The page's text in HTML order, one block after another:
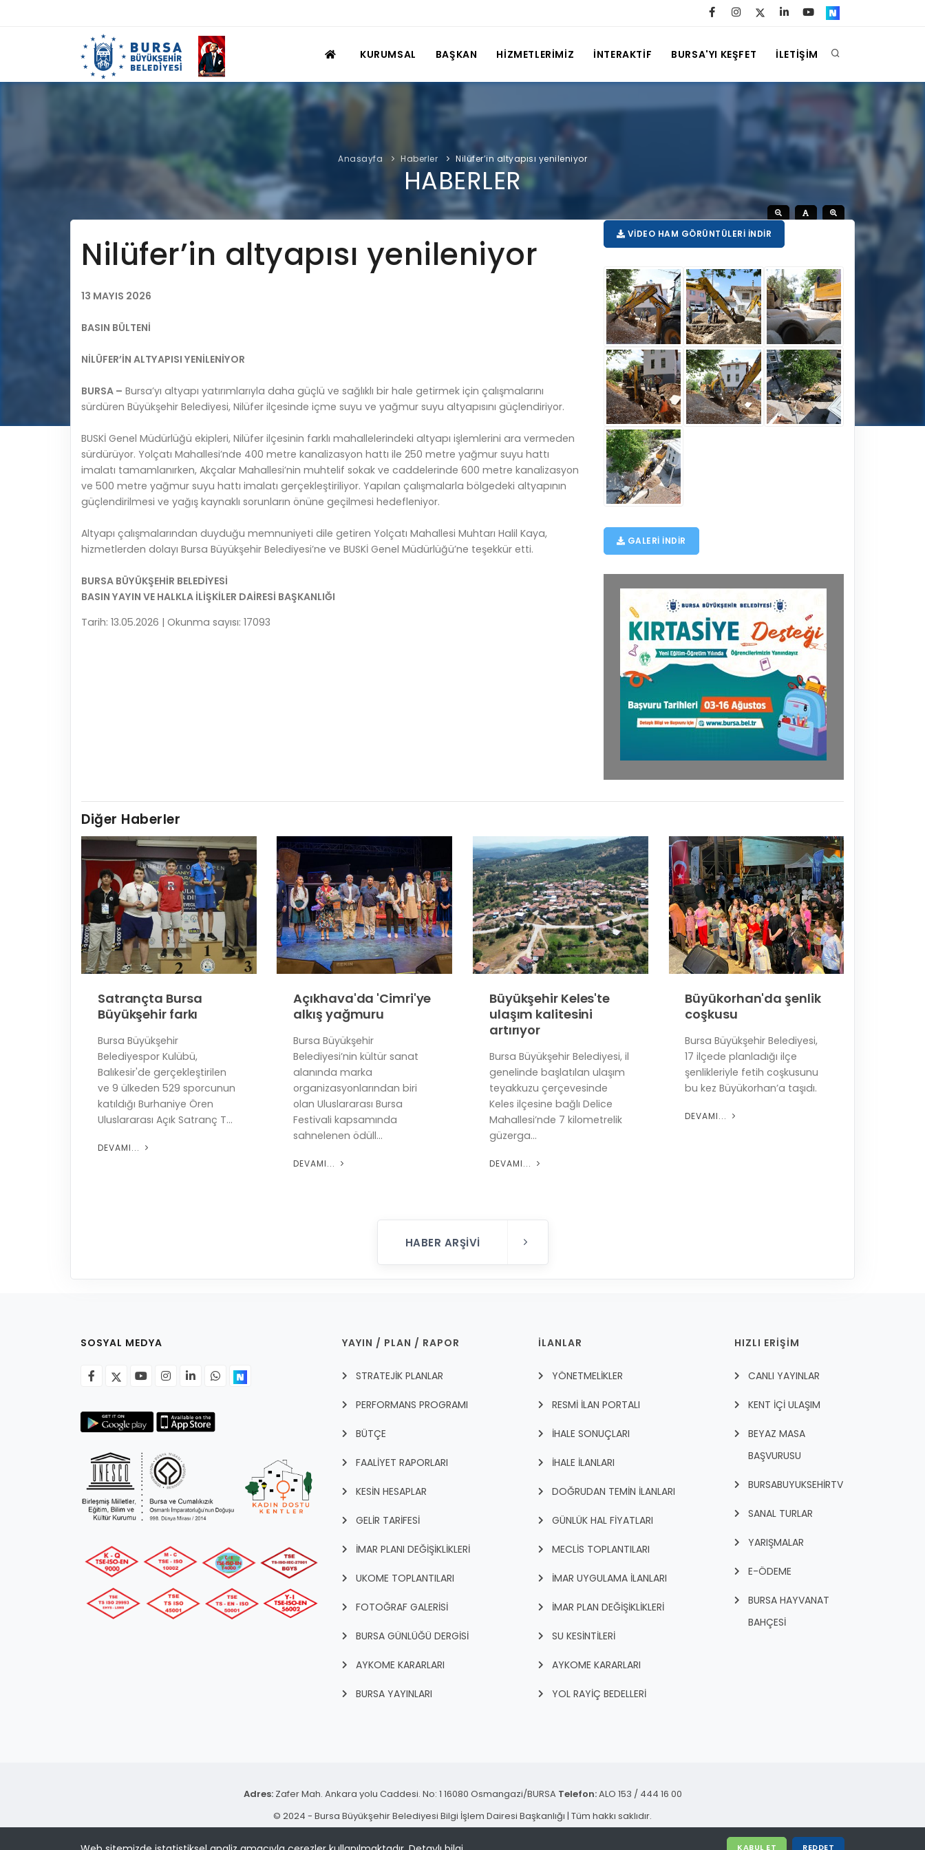
KURUMSAL BAŞKAN HİZMETLERİMİZ İNTERAKTİF BURSA'YI KEŞFET İLETİŞİM
Anasayfa Haberler Nilüfer’in altyapısı yenileniyor
HABERLER
Nilüfer’in altyapısı yenileniyor
13 MAYIS 2026
BASIN BÜLTENİ
NİLÜFER’İN ALTYAPISI YENİLENİYOR
BURSA – Bursa’yı altyapı yatırımlarıyla daha güçlü ve sağlıklı bir hale getirmek için çalışmalarını
sürdüren Büyükşehir Belediyesi, Nilüfer ilçesinde içme suyu ve yağmur suyu altyapısını güçlendiriyor.
BUSKİ Genel Müdürlüğü ekipleri, Nilüfer ilçesinin farklı mahallelerindeki altyapı işlemlerini ara vermeden
sürdürüyor. Yolçatı Mahallesi’nde 400 metre kanalizasyon hattı ile 250 metre yağmur suyu hattı
imalatı tamamlanırken, Akçalar Mahallesi’nin muhtelif sokak ve caddelerinde 600 metre kanalizasyon
ve 500 metre yağmur suyu hattı imalatı gerçekleştiriliyor. Yapılan çalışmalarla bölgedeki altyapının
güçlendirilmesi ve yağış kaynaklı sorunların önüne geçilmesi hedefleniyor.
Altyapı çalışmalarından duyduğu memnuniyeti dile getiren Yolçatı Mahallesi Muhtarı Halil Kaya,
hizmetlerden dolayı Bursa Büyükşehir Belediyesi’ne ve BUSKİ Genel Müdürlüğü’ne teşekkür etti.
BURSA BÜYÜKŞEHİR BELEDİYESİ
BASIN YAYIN VE HALKLA İLİŞKİLER DAİRESİ BAŞKANLIĞI
Tarih: 13.05.2026 | Okunma sayısı: 17093
VIDEO HAM GÖRÜNTÜLERI İNDIR
GALERI INDIR
Diğer Haberler
Satrançta Bursa
Büyükşehir farkı
Bursa Büyükşehir
Belediyespor Kulübü,
Balıkesir'de gerçekleştirilen
ve 9 ülkeden 529 sporcunun
katıldığı Burhaniye Ören
Uluslararası Açık Satranç T...
DEVAMI...
Açıkhava'da 'Cimri'ye
alkış yağmuru
Bursa Büyükşehir
Belediyesi’nin kültür sanat
alanında marka
organizasyonlarından biri
olan Uluslararası Bursa
Festivali kapsamında
sahnelenen ödüll...
DEVAMI...
Büyükşehir Keles'te
ulaşım kalitesini
artırıyor
Bursa Büyükşehir Belediyesi, il
genelinde başlatılan ulaşım
teyakkuzu çerçevesinde
Keles ilçesine bağlı Delice
Mahallesi’nde 7 kilometrelik
güzerga...
DEVAMI...
Büyükorhan'da şenlik
coşkusu
Bursa Büyükşehir Belediyesi,
17 ilçede planladığı ilçe
şenlikleriyle fetih coşkusunu
bu kez Büyükorhan’a taşıdı.
DEVAMI...
HABER ARŞIVI
KABUL ET REDDET
SOSYAL MEDYA YAYIN / PLAN / RAPOR
STRATEJİK PLANLAR
PERFORMANS PROGRAMI
BÜTÇE
FAALİYET RAPORLARI
KESİN HESAPLAR
GELİR TARİFESİ
İMAR PLANI DEĞİŞİKLİKLERİ
UKOME TOPLANTILARI
FOTOĞRAF GALERİSİ
BURSA GÜNLÜĞÜ DERGİSİ
AYKOME KARARLARI
BURSA YAYINLARI
İLANLAR
YÖNETMELİKLER
RESMİ İLAN PORTALI
İHALE SONUÇLARI
İHALE İLANLARI
DOĞRUDAN TEMİN İLANLARI
GÜNLÜK HAL FİYATLARI
MECLİS TOPLANTILARI
İMAR UYGULAMA İLANLARI
İMAR PLAN DEĞİŞİKLİKLERİ
SU KESİNTİLERİ
AYKOME KARARLARI
YOL RAYİÇ BEDELLERİ
HIZLI ERİŞİM
CANLI YAYINLAR
KENT İÇI ULAŞIM
BEYAZ MASA
BAŞVURUSU
BURSABUYUKSEHIRTV
SANAL TURLAR
YARIŞMALAR
E-ÖDEME
BURSA HAYVANAT
BAHÇESİ
Adres:Zafer Mah. Ankara yolu Caddesi. No: 1 16080 Osmangazi/BURSA Telefon:ALO 153 / 444 16 00
© 2024 - Bursa Büyükşehir Belediyesi Bilgi İşlem Dairesi Başkanlığı | Tüm hakkı saklıdır.